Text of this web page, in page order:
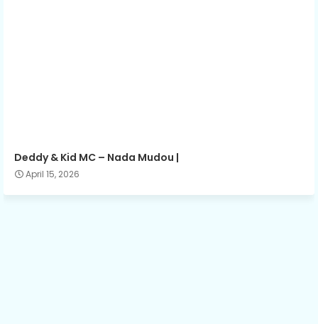
Deddy & Kid MC – Nada Mudou |
April 15, 2026